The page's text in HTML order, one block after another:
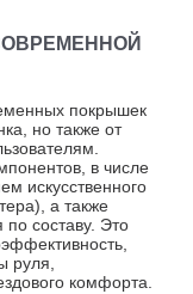
покрышек
но также от
в числе
искусственного
а также
составу. Это
руля,
комфорта.